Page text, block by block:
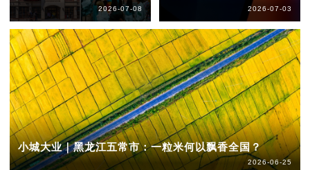
2026-07-08 2026-07-03
小城大业｜黑龙江五常市：一粒米何以飘香全国？
2026-06-25